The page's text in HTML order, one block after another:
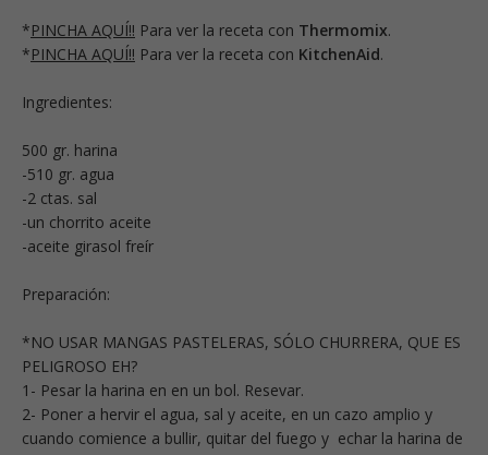
*PINCHA AQUÍ!! Para ver la receta con Thermomix.
*PINCHA AQUÍ!! Para ver la receta con KitchenAid.
Ingredientes:
500 gr. harina
-510 gr. agua
-2 ctas. sal
-un chorrito aceite
-aceite girasol freír
Preparación:
*NO USAR MANGAS PASTELERAS, SÓLO CHURRERA, QUE ES
PELIGROSO EH?
1- Pesar la harina en en un bol. Resevar.
2- Poner a hervir el agua, sal y aceite, en un cazo amplio y
cuando comience a bullir, quitar del fuego y echar la harina de